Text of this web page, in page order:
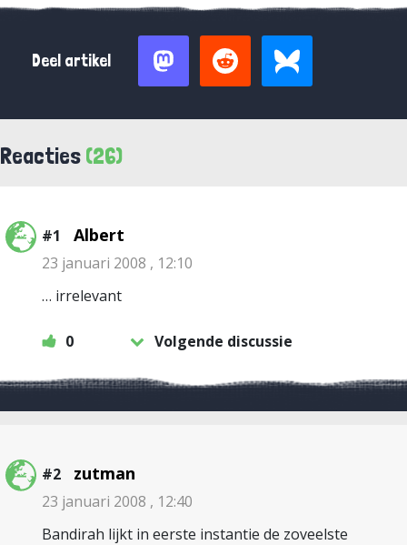
Deel artikel
Reacties (26)
#1 Albert
23 januari 2008 , 12:10
… irrelevant
0 Volgende discussie
#2 zutman
23 januari 2008 , 12:40
Bandirah lijkt in eerste instantie de zoveelste